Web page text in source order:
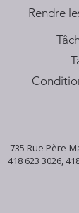
​Rendre
735 Rue Père-
418 623 3026,